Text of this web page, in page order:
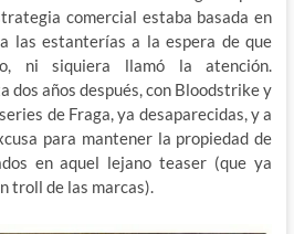
comercial estaba basada en
las estanterías a la espera de que
ni siquiera llamó la atención.
dos años después, con Bloodstrike y
de Fraga, ya desaparecidas, y a
para mantener la propiedad de
en aquel lejano teaser (que ya
troll de las marcas).